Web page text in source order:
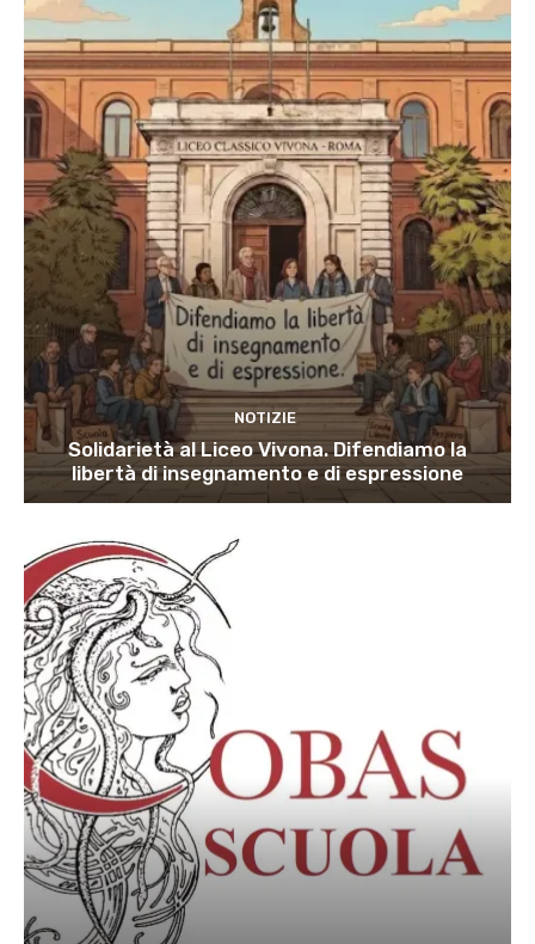
NOTIZIE
Solidarietà al Liceo Vivona. Difendiamo la
libertà di insegnamento e di espressione